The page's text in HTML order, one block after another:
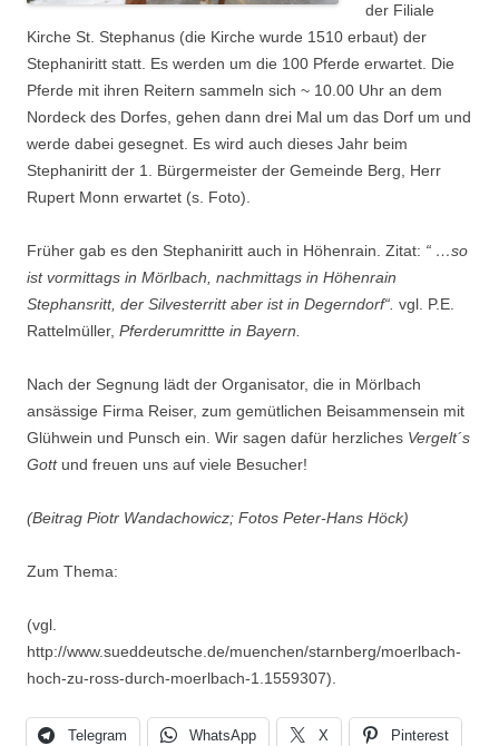
der Filiale
Kirche St. Stephanus (die Kirche wurde 1510 erbaut) der
Stephaniritt statt. Es werden um die 100 Pferde erwartet. Die
Pferde mit ihren Reitern sammeln sich ~ 10.00 Uhr an dem
Nordeck des Dorfes, gehen dann drei Mal um das Dorf um und
werde dabei gesegnet. Es wird auch dieses Jahr beim
Stephaniritt der 1. Bürgermeister der Gemeinde Berg, Herr
Rupert Monn erwartet (s. Foto).
Früher gab es den Stephaniritt auch in Höhenrain. Zitat: “ …so
ist vormittags in Mörlbach, nachmittags in Höhenrain
Stephansritt, der Silvesterritt aber ist in Degerndorf“. vgl. P.E.
Rattelmüller, Pferderumrittte in Bayern.
Nach der Segnung lädt der Organisator, die in Mörlbach
ansässige Firma Reiser, zum gemütlichen Beisammensein mit
Glühwein und Punsch ein. Wir sagen dafür herzliches Vergelt´s
Gott und freuen uns auf viele Besucher!
(Beitrag Piotr Wandachowicz; Fotos Peter-Hans Höck)
Zum Thema:
(vgl.
http://www.sueddeutsche.de/muenchen/starnberg/moerlbach-
hoch-zu-ross-durch-moerlbach-1.1559307).
Telegram WhatsApp X Pinterest